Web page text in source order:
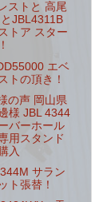
ストと 高尾
JBL4311B
トア スター
エベ
トの頂き！
の声 岡山県
様 JBL 4344
バーホール
用スタンド
入
サラン
ト張替！